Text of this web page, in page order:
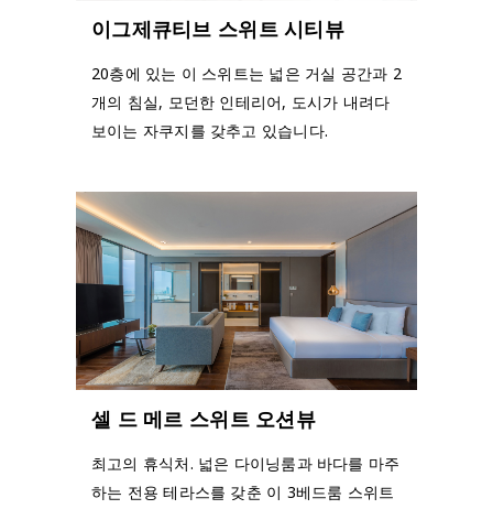
이그제큐티브 스위트 시티뷰
20층에 있는 이 스위트는 넓은 거실 공간과 2
개의 침실, 모던한 인테리어, 도시가 내려다
보이는 자쿠지를 갖추고 있습니다.
셀 드 메르 스위트 오션뷰
최고의 휴식처. 넓은 다이닝룸과 바다를 마주
하는 전용 테라스를 갖춘 이 3베드룸 스위트